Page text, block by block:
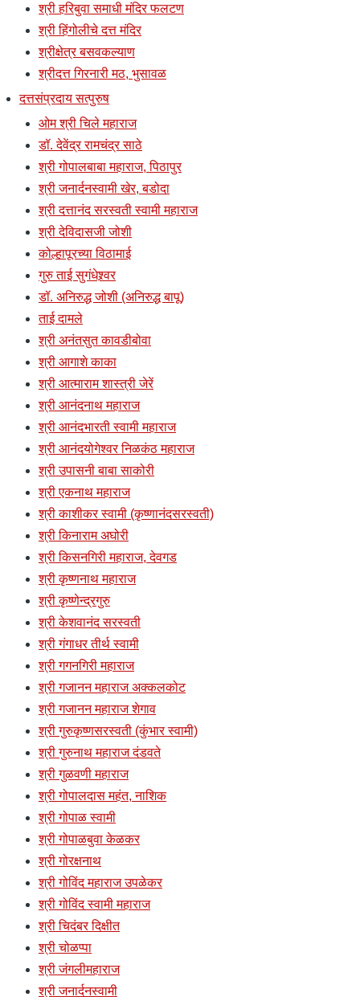
श्री हरिबुवा समाधी मंदिर फलटण
श्री हिंगोलीचे दत्त मंदिर
श्रीक्षेत्र बसवकल्याण
श्रीदत्त गिरनारी मठ, भुसावळ
दत्तसंप्रदाय सत्पुरुष
ओम श्री चिले महाराज
डॉ. देवेंद्र रामचंद्र साठे
श्री गोपालबाबा महाराज, पिठापुर
श्री जनार्दनस्वामी खेर, बडोदा
श्री दत्तानंद सरस्वती स्वामी महाराज
श्री देविदासजी जोशी
कोल्हापूरच्या विठामाई
गुरु ताई सुगंधेश्र्वर
डॉ. अनिरुद्ध जोशी (अनिरुद्ध बापू)
ताई दामले
श्री अनंतसुत कावडीबोवा
श्री आगाशे काका
श्री आत्माराम शास्त्री जेरें
श्री आनंदनाथ महाराज
श्री आनंदभारती स्वामी महाराज
श्री आनंदयोगेश्वर निळकंठ महाराज
श्री उपासनी बाबा साकोरी
श्री एकनाथ महाराज
श्री काशीकर स्वामी (कृष्णानंदसरस्वती)
श्री किनाराम अघोरी
श्री किसनगिरी महाराज, देवगड
श्री कृष्णनाथ महाराज
श्री कृष्णेन्द्रगुरु
श्री केशवानंद सरस्वती
श्री गंगाधर तीर्थ स्वामी
श्री गगनगिरी महाराज
श्री गजानन महाराज अक्कलकोट
श्री गजानन महाराज शेगाव
श्री गुरुकृष्णसरस्वती (कुंभार स्वामी)
श्री गुरुनाथ महाराज दंडवते
श्री गुळवणी महाराज
श्री गोपालदास महंत, नाशिक
श्री गोपाळ स्वामी
श्री गोपाळबुवा केळकर
श्री गोरक्षनाथ
श्री गोविंद महाराज उपळेकर
श्री गोविंद स्वामी महाराज
श्री चिदंबर दिक्षीत
श्री चोळप्पा
श्री जंगलीमहाराज
श्री जनार्दनस्वामी